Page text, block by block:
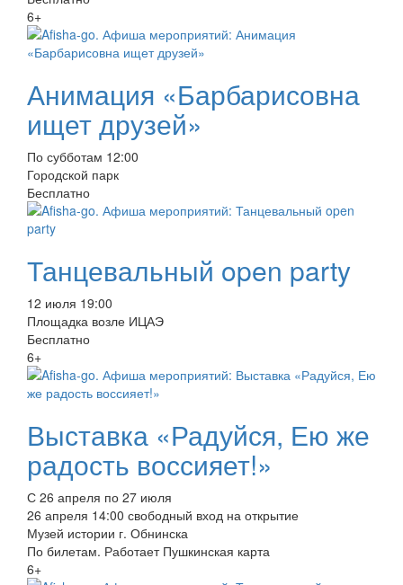
6+
Анимация «Барбарисовна
ищет друзей»
По субботам 12:00
Городской парк
Бесплатно
Танцевальный open party
12 июля 19:00
Площадка возле ИЦАЭ
Бесплатно
6+
Выставка «Радуйся, Ею же
радость воссияет!»
С 26 апреля по 27 июля
26 апреля 14:00 свободный вход на открытие
Музей истории г. Обнинска
По билетам. Работает Пушкинская карта
6+